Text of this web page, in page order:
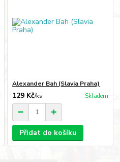
Alexander Bah (Slavia Praha)
129 Kč/ks Skladem
Přidat do košíku